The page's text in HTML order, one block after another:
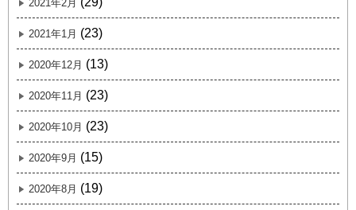
2021年2月
2021年1月 (23)
2020年12月 (13)
2020年11月 (23)
2020年10月 (23)
2020年9月 (15)
2020年8月 (19)